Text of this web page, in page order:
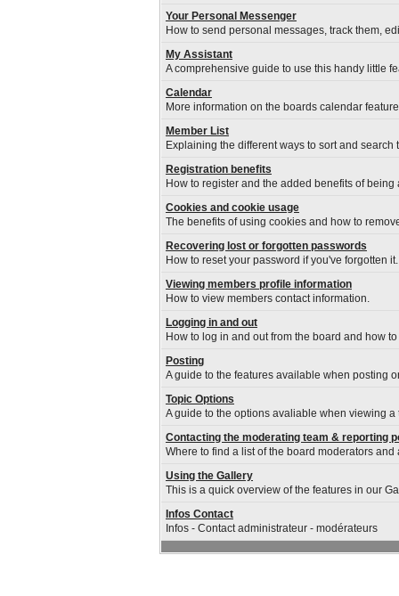
Your Personal Messenger
How to send personal messages, track them,
My Assistant
A comprehensive guide to use this handy little
Calendar
More information on the boards calendar
Member List
Explaining the different ways to sort and search
Registration benefits
How to register and the added benefits of being
Cookies and cookie usage
The benefits of using cookies and how to
Recovering lost or forgotten passwords
How to reset your password if you've forgotten it.
Viewing members profile information
How to view members contact information.
Logging in and out
How to log in and out from the board and how
Posting
A guide to the features available when posting
Topic Options
A guide to the options avaliable when viewing a
Contacting the moderating team & reporting
Where to find a list of the board moderators and
Using the Gallery
This is a quick overview of the features in our
Infos Contact
Infos - Contact administrateur - modérateurs